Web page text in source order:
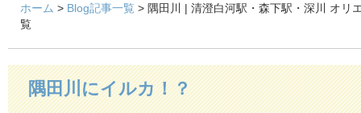
ホーム > Blog記事一覧 > 隅田川 | 清澄白河駅・森下駅・深川 オリ
覧
隅田川にイルカ！？